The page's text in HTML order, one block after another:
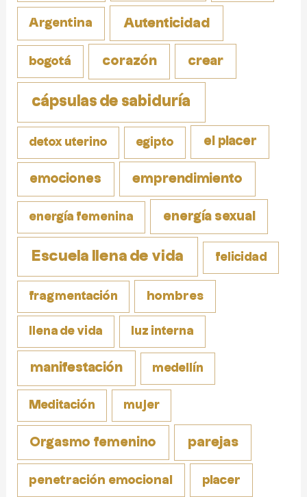
Argentina Autenticidad
bogotá corazón crear
cápsulas de sabiduría
detox uterino egipto el placer
emociones emprendimiento
energía femenina energía sexual
Escuela llena de vida felicidad
fragmentación hombres
llena de vida luz interna
manifestación medellín
Meditación mujer
Orgasmo femenino parejas
penetración emocional placer